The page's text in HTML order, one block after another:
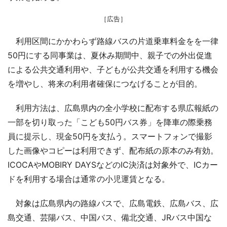
［広告］
利用区間にかかわらず路線バスの片道乗車料金をを一律
50円にする同事業は、夏休み期間中、親子での外出促進
による公共交通利用や、子どもが公共交通を利用する機会
を増やし、将来の利用者確保につなげることが目的。
利用方法は、広島県内の全小学校に配布する県広報紙の
一部を切り取った「こども50円バス券」を降車の際乗務
員に提示し、現金50円を支払う。スマートフォンで撮影
した画像やコピーは利用できず、配布紙の原本のみ有効。
ICOCAやMOBIRY DAYSなどのIC決済は対象外で、ICカー
ドを利用する場合は通常の小児運賃となる。
対象は広島県内の路線バスで、広島電鉄、広島バス、広
島交通、芸陽バス、中国バス、備北交通、JRバス中国な